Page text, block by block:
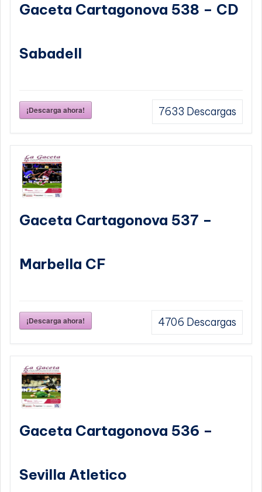
Gaceta Cartagonova 538 – CD
Sabadell
¡Descarga ahora! 7633 Descargas
Gaceta Cartagonova 537 –
Marbella CF
¡Descarga ahora! 4706 Descargas
Gaceta Cartagonova 536 –
Sevilla Atletico